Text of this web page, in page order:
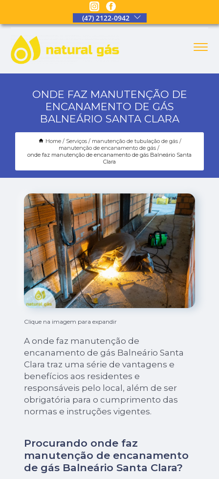
(47) 2122-0942
ONDE FAZ MANUTENÇÃO DE
ENCANAMENTO DE GÁS
BALNEÁRIO SANTA CLARA
Home Serviços
manutenção de tubulação de gás
manutenção de encanamento de gás
onde faz manutenção de encanamento de gás Balneário Santa
Clara
Clique na imagem para expandir
A onde faz manutenção de
encanamento de gás Balneário Santa
Clara traz uma série de vantagens e
benefícios aos residentes e
responsáveis pelo local, além de ser
obrigatória para o cumprimento das
normas e instruções vigentes.
Procurando onde faz
manutenção de encanamento
de gás Balneário Santa Clara?